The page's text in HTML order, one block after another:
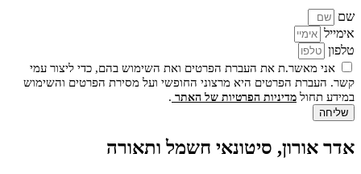
שם
אימייל
טלפון
אני מאשר.ת את העברת הפרטים ואת השימוש בהם, כדי ליצור עמי
קשר. העברת הפרטים היא מרצוני החופשי ועל מסירת הפרטים והשימוש
במידע תחול מדיניות הפרטיות של האתר .
שליחה
אדר אורון, סיטונאי חשמל ותאורה